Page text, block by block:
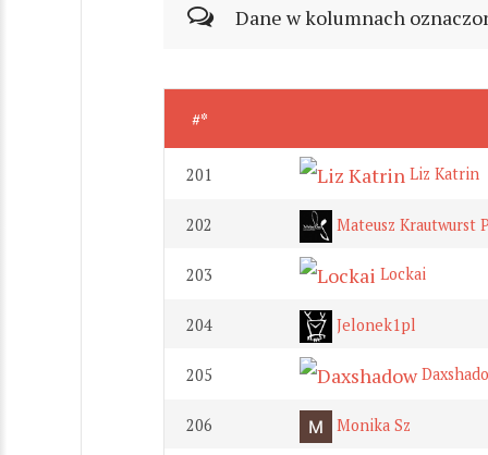
Dane w kolumnach
#*
201 Liz Katrin
202 Mateusz Krautwurst
203 Lockai
204 Jelonek1pl
205
206 Monika Sz